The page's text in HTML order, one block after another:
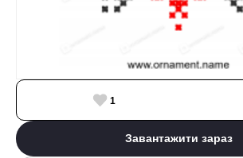
1
Завантажити зараз